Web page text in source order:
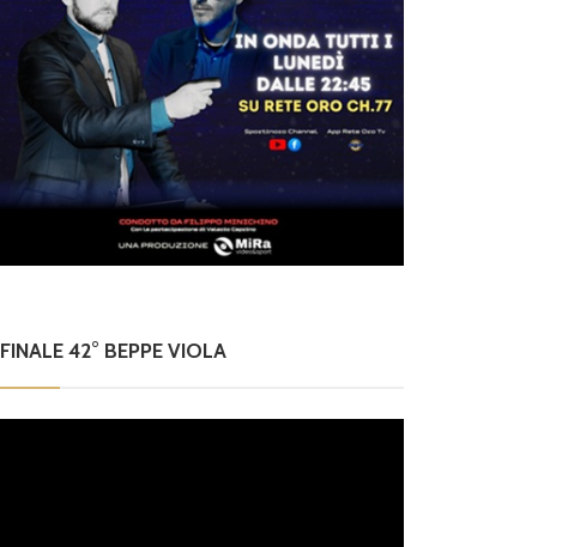
FINALE 42° BEPPE VIOLA